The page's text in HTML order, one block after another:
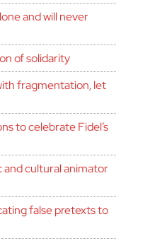
and will never
of solidarity
fragmentation, let
to celebrate Fidel’s
cultural animator
false pretexts to